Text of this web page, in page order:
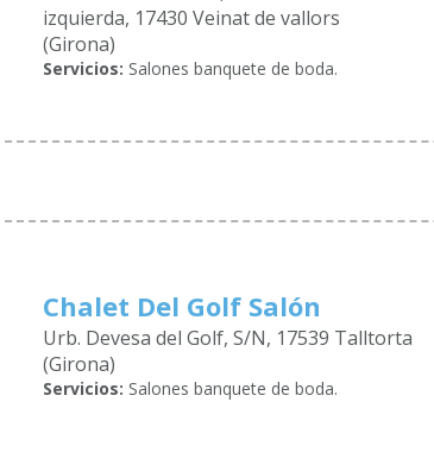
izquierda, 17430 Veinat de vallors
(Girona)
Servicios: Salones banquete de boda.
Chalet Del Golf Salón
Urb. Devesa del Golf, S/N, 17539 Talltorta
(Girona)
Servicios: Salones banquete de boda.